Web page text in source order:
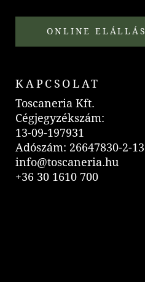
ONLINE ELÁLLÁS
KAPCSOLAT
Toscaneria Kft.
Cégjegyzékszám:
13-09-197931
Adószám: 26647830-2-13
info@toscaneria.hu
+36 30 1610 700